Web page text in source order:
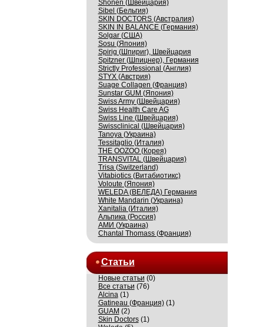
Shonen (Швейцария)
Sibel (Бельгия)
SKIN DOCTORS (Австралия)
SKIN IN BALANCE (Германия)
Solgar (США)
Sosu (Япония)
Spirig (Шпириг), Швейцария
Spitzner (Шпицнер), Германия
Strictly Professional (Англия)
STYX (Австрия)
Suage Collagen (Франция)
Sunstar GUM (Япония)
Swiss Army (Швейцария)
Swiss Health Care AG
Swiss Line (Швейцария)
Swissсlinical (Швейцария)
Tanoya (Украина)
Tessitaglio (Италия)
THE OOZOO (Корея)
TRANSVITAL (Швейцария)
Trisa (Switzerland)
Vitabiotics (Витабиотикс)
Voloute (Япония)
WELEDA (ВЕЛЕДА) Германия
White Mandarin (Украина)
Xanitalia (Италия)
Альпика (Россия)
АМИ (Украина)
Сhantal Thomass (Франция)
Статьи
Новые статьи (0)
Все статьи (76)
Alcina(1)
Gatineau (Франция)(1)
GUAM (2)
Skin Doctors(1)